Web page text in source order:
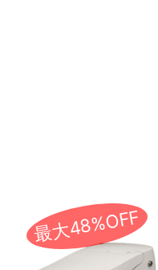
最大48%OFF